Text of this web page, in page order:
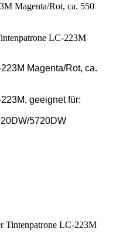
Magenta/Rot, ca. 550
LC-223M
Magenta/Rot, ca.
geeignet für:
5720DW
Tintenpatrone LC-223M